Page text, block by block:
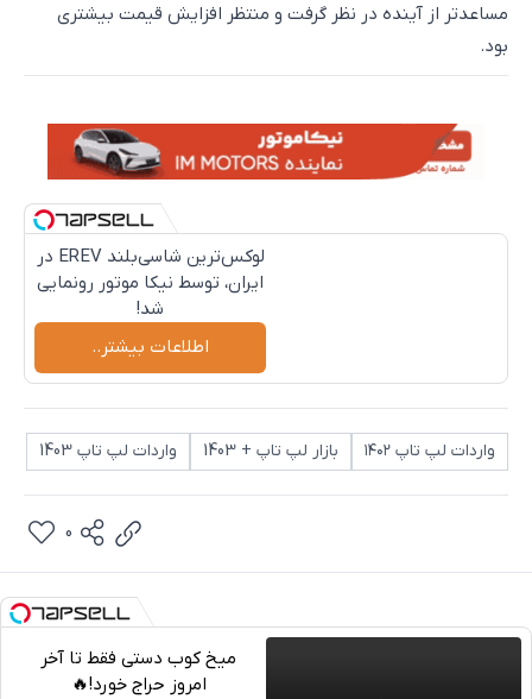
مساعدتر از آینده در نظر گرفت و منتظر افزایش قیمت بیشتری
بود.
لوکس‌ترین شاسی‌بلند EREV در
ایران، توسط نیکا موتور رونمایی
شد!
اطلاعات بیشتر..
واردات لپ تاپ ۱۴۰۲ بازار لپ تاپ + 1403 واردات لپ تاپ 1403
0
میخ کوب دستی فقط تا آخر
امروز حراج خورد!🔥